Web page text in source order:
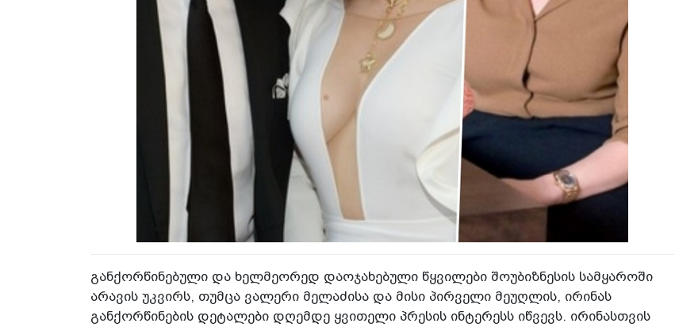
განქორწინებული და ხელმეორედ დაოჯახებული წყვილები შოუბიზნესის სამყაროში
არავის უკვირს, თუმცა ვალერი მელაძისა და მისი პირველი მეუღლის, ირინას
განქორწინების დეტალები დღემდე ყვითელი პრესის ინტერესს იწვევს. ირინასთვის